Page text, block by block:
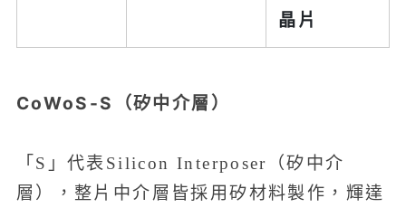
晶片
CoWoS-S（矽中介層）
「S」代表Silicon Interposer（矽中介
層），整片中介層皆採用矽材料製作，輝達